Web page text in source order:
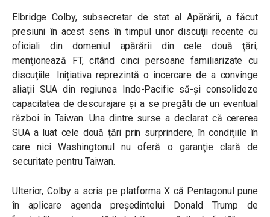
Elbridge Colby, subsecretar de stat al Apărării, a făcut
presiuni în acest sens în timpul unor discuţii recente cu
oficiali din domeniul apărării din cele două ţări,
menţionează FT, citând cinci persoane familiarizate cu
discuţiile. Inițiativa reprezintă o încercare de a convinge
aliații SUA din regiunea Indo-Pacific să-și consolideze
capacitatea de descurajare și a se pregăti de un eventual
război în Taiwan. Una dintre surse a declarat că cererea
SUA a luat cele două țări prin surprindere, în condiţiile în
care nici Washingtonul nu oferă o garanţie clară de
securitate pentru Taiwan.
Ulterior, Colby a scris pe platforma X că Pentagonul pune
în aplicare agenda președintelui Donald Trump de